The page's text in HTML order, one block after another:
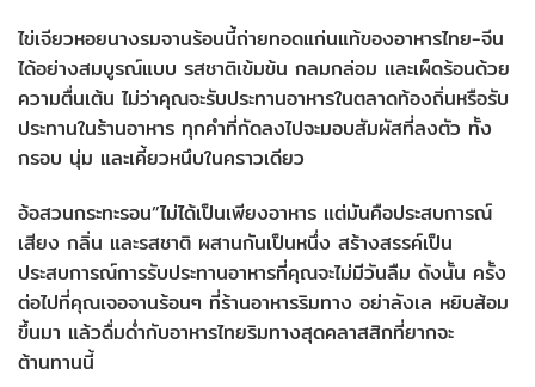
ไข่เจียวหอยนางรมจานร้อนนี้ถ่ายทอดแก่นแท้ของอาหารไทย-จีน
ได้อย่างสมบูรณ์แบบ รสชาติเข้มข้น กลมกล่อม และเผ็ดร้อนด้วย
ความตื่นเต้น ไม่ว่าคุณจะรับประทานอาหารในตลาดท้องถิ่นหรือรับ
ประทานในร้านอาหาร ทุกคำที่กัดลงไปจะมอบสัมผัสที่ลงตัว ทั้ง
กรอบ นุ่ม และเคี้ยวหนึบในคราวเดียว
อ้อสวนกระทะรอน”ไม่ได้เป็นเพียงอาหาร แต่มันคือประสบการณ์
เสียง กลิ่น และรสชาติ ผสานกันเป็นหนึ่ง สร้างสรรค์เป็น
ประสบการณ์การรับประทานอาหารที่คุณจะไม่มีวันลืม ดังนั้น ครั้ง
ต่อไปที่คุณเจอจานร้อนๆ ที่ร้านอาหารริมทาง อย่าลังเล หยิบส้อม
ขึ้นมา แล้วดื่มด่ำกับอาหารไทยริมทางสุดคลาสสิกที่ยากจะ
ต้านทานนี้